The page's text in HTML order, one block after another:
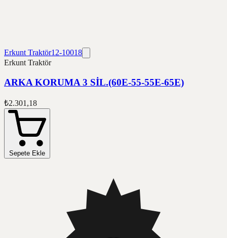
Erkunt Traktör12-10018
Erkunt Traktör
ARKA KORUMA 3 SİL.(60E-55-55E-65E)
₺2.301,18
Sepete Ekle